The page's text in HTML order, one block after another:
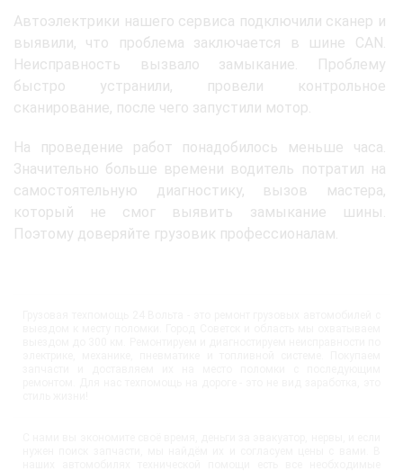
Автоэлектрики нашего сервиса подключили сканер и
выявили, что проблема заключается в шине CAN.
Неисправность вызвало замыкание. Проблему
быстро устранили, провели контрольное
сканирование, после чего запустили мотор.
На проведение работ понадобилось меньше часа.
Значительно больше времени водитель потратил на
самостоятельную диагностику, вызов мастера,
который не смог выявить замыкание шины.
Поэтому доверяйте грузовик профессионалам.